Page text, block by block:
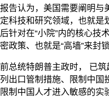
报告认为，美国需要阐明与
定科技和研究领域，也就是
后针对在“小院”内的核心技
密政策、也就是“高墙”来封锁
前总统特朗普主政时， 已筑
列出口管制措施、限制中国
限制中国人才进入敏感的实